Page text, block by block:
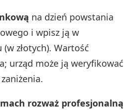
na dzień powstania
i wpisz ją w
złotych). Wartość
urząd może ją weryfikować
rozważ profesjonalną